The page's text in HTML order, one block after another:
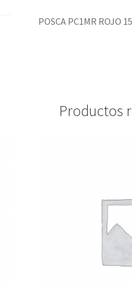
POSCA PC1MR ROJO 15
Productos